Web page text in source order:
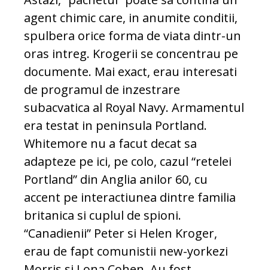
agent chimic care, in anumite conditii,
spulbera orice forma de viata dintr-un
oras intreg. Krogerii se concentrau pe
documente. Mai exact, erau interesati
de programul de inzestrare
subacvatica al Royal Navy. Armamentul
era testat in peninsula Portland.
Whitemore nu a facut decat sa
adapteze pe ici, pe colo, cazul “retelei
Portland” din Anglia anilor 60, cu
accent pe interactiunea dintre familia
britanica si cuplul de spioni.
“Canadienii” Peter si Helen Kroger,
erau de fapt comunistii new-yorkezi